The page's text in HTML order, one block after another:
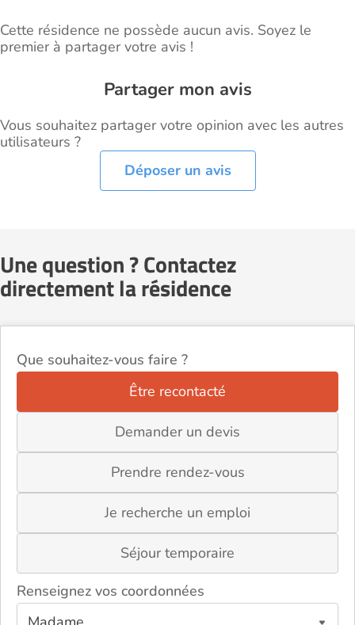
Cette résidence ne possède aucun avis. Soyez le
premier à partager votre avis !
Partager mon avis
Vous souhaitez partager votre opinion avec les autres
utilisateurs ?
Déposer un avis
Une question ? Contactez
directement la résidence
Que souhaitez-vous faire ?
Être recontacté
Demander un devis
Prendre rendez-vous
Je recherche un emploi
Séjour temporaire
Renseignez vos coordonnées